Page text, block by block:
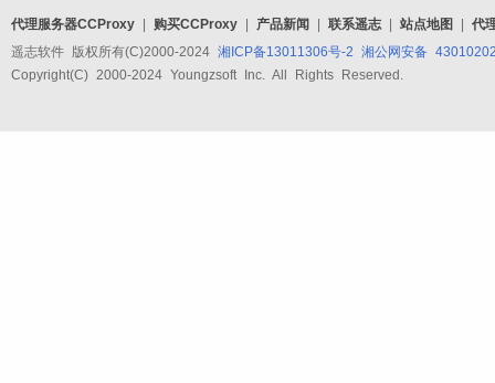
代理服务器CCProxy 购买CCProxy 产品新闻 联系遥志 站点地图
代
遥志软件 版权所有(C)2000-2024 湘ICP备13011306号-2 湘公网安备
Copyright(C) 2000-2024 Youngzsoft Inc. All Rights Reserved.